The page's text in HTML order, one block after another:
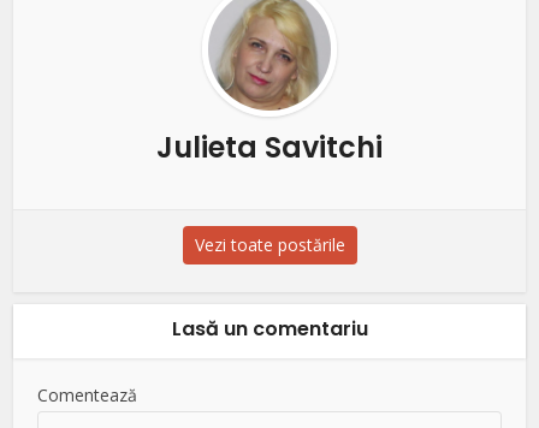
Julieta Savitchi
Vezi toate postările
Lasă un comentariu
Comentează